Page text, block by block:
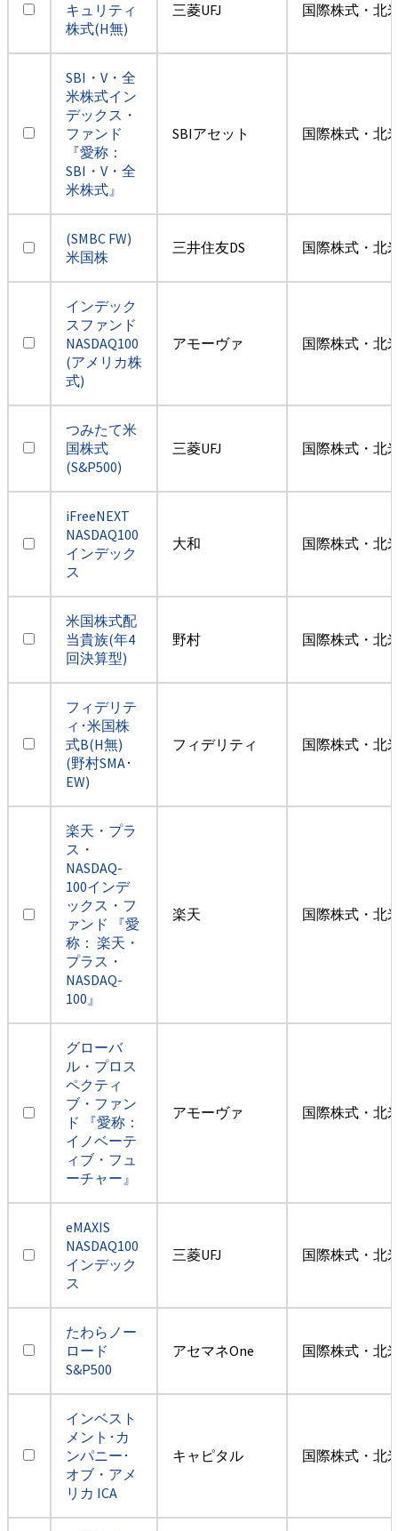
キュリティ
株式(H無)
三菱UFJ 国際株式・北
SBI・V・全
米株式イン
デックス・
ファンド
『愛称：
SBI・V・全
米株式』
SBIアセット 国際株式・北
(SMBC FW)
米国株
三井住友DS 国際株式・北
インデック
スファンド
NASDAQ100
(アメリカ株
式)
アモーヴァ 国際株式・北
つみたて米
国株式
(S&P500)
三菱UFJ 国際株式・北
iFreeNEXT
NASDAQ100
インデック
ス
大和 国際株式・北
米国株式配
当貴族(年4
回決算型)
野村 国際株式・北
フィデリテ
ィ･米国株
式B(H無)
(野村SMA･
EW)
フィデリティ 国際株式・北
楽天・プラ
ス・
NASDAQ-
100インデ
ックス・フ
ァンド 『愛
称： 楽天・
プラス・
NASDAQ-
100』
楽天 国際株式・北
グローバ
ル・プロス
ペクティ
ブ・ファン
ド 『愛称：
イノベーテ
ィブ・フュ
ーチャー』
アモーヴァ 国際株式・北
eMAXIS
NASDAQ100
インデック
ス
三菱UFJ 国際株式・北
たわらノー
ロード
S&P500
アセマネOne 国際株式・北
インベスト
メント･カ
ンパニー･
オブ・アメ
リカ ICA
キャピタル 国際株式・北